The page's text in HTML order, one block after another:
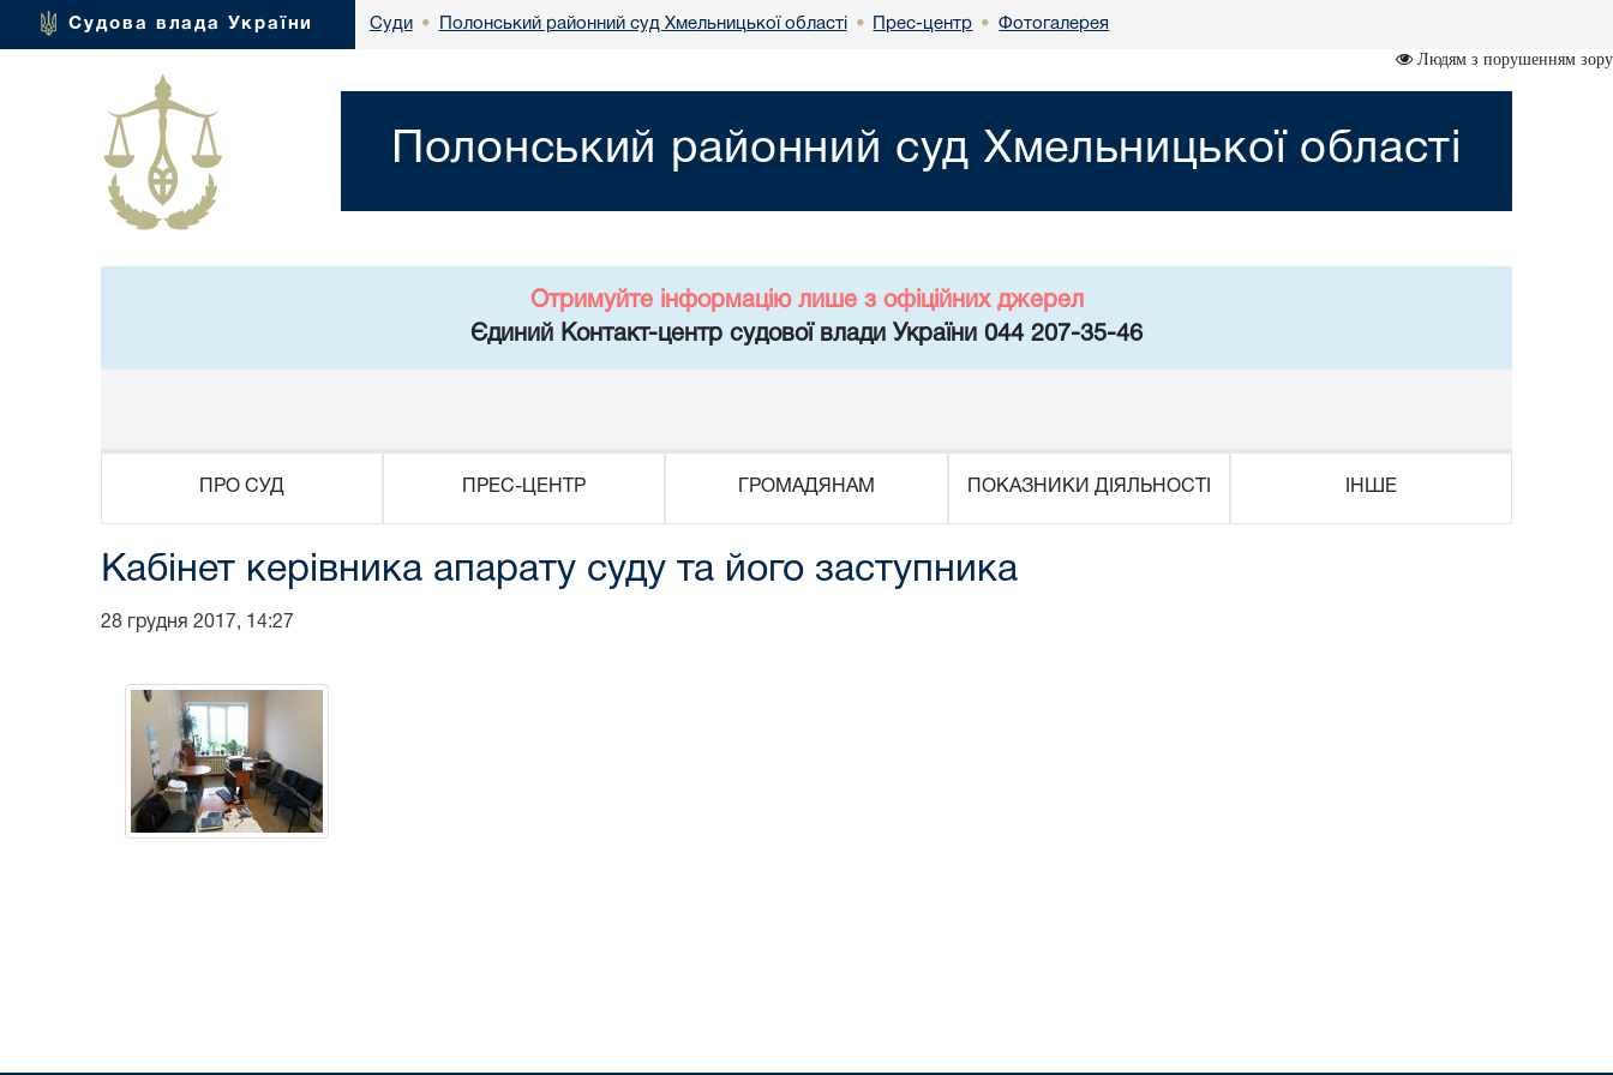
Судова влада України Суди • Полонський районний суд Хмельницької області • Прес-центр • Фотогалерея
Людям з порушенням зору
Полонський районний суд Хмельницької області
Отримуйте інформацію лише з офіційних джерел
Єдиний Контакт-центр судової влади України 044 207-35-46
ПРО СУД ПРЕС-ЦЕНТР ГРОМАДЯНАМ ПОКАЗНИКИ ДІЯЛЬНОСТІ ІНШЕ
Кабінет керівника апарату суду та його заступника
28 грудня 2017, 14:27